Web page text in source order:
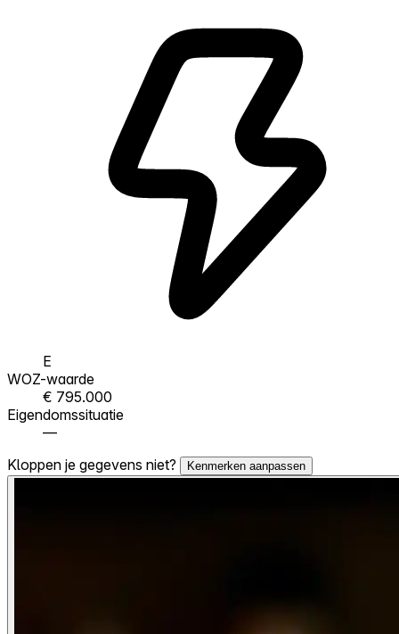
E
WOZ-waarde
€ 795.000
Eigendomssituatie
—
Kloppen je gegevens niet?
Kenmerken aanpassen